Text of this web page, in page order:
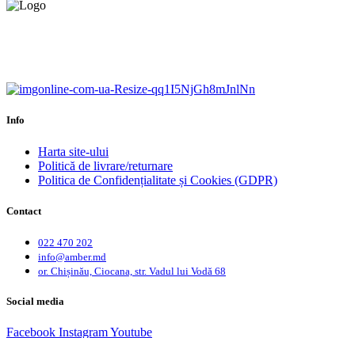
Info
Harta site-ului
Politică de livrare/returnare
Politica de Confidențialitate și Cookies (GDPR)
Contact
022 470 202
info@amber.md
or. Chișinău, Ciocana, str. Vadul lui Vodă 68
Social media
Facebook InstagramYoutube